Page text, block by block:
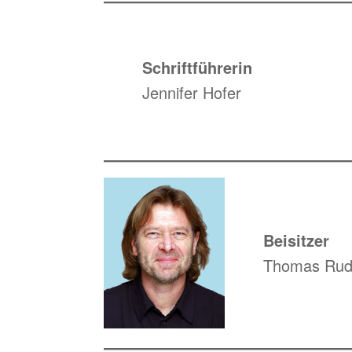
Schriftführerin
Jennifer Hofer
Beisitzer
Thomas